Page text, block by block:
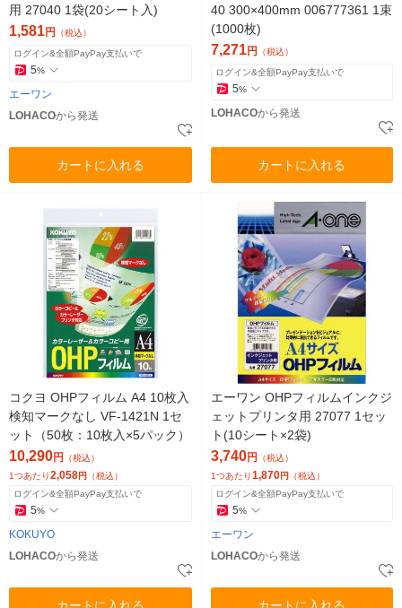
用 27040 1袋(20シート入)
1,581円 （税込）
ログイン&全額PayPay支払いで
5%
エーワン
LOHACOから発送
カートに入れる
40 300×400mm 006777361 1束
(1000枚)
7,271円 （税込）
ログイン&全額PayPay支払いで
5%
LOHACOから発送
カートに入れる
コクヨ OHPフィルム A4 10枚入
検知マークなし VF-1421N 1セ
ット（50枚：10枚入×5パック）
10,290円
（税込）
1つあたり2,058円 （税込）
ログイン&全額PayPay支払いで
5%
KOKUYO
LOHACOから発送
エーワン OHPフィルムインクジ
ェットプリンタ用 27077 1セッ
ト(10シート×2袋)
3,740円
（税込）
1つあたり1,870円 （税込）
ログイン&全額PayPay支払いで
5%
エーワン
LOHACOから発送